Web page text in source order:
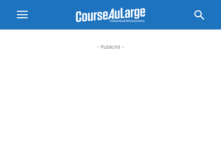
- Publicité -